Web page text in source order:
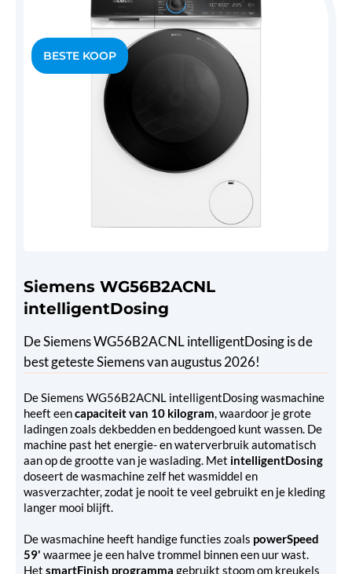
Siemens WG56B2ACNL
intelligentDosing
De Siemens WG56B2ACNL intelligentDosing is de
best geteste Siemens van augustus 2026!
De Siemens WG56B2ACNL intelligentDosing wasmachine
heeft eencapaciteit van 10 kilogram , waardoor je grote
ladingen zoals dekbedden en beddengoed kunt wassen. De
machine past het energie- en waterverbruik automatisch
aan op de grootte van je waslading. Met intelligentDosing
doseert de wasmachine zelf het wasmiddel en
wasverzachter, zodat je nooit te veel gebruikt en je kleding
langer mooi blijft.
De wasmachine heeft handige functies zoals powerSpeed
59' waarmee je een halve trommel binnen een uur wast.
Het smartFinish programma gebruikt stoom om kreukels